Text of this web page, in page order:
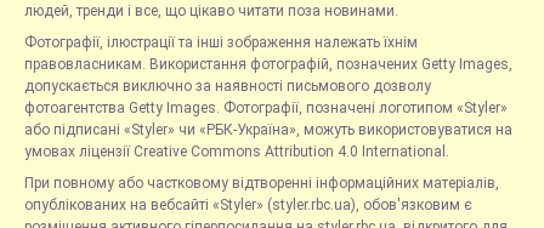
людей, тренди і все, що цікаво читати поза новинами.
Фотографії, ілюстрації та інші зображення належать їхнім
правовласникам. Використання фотографій, позначених Getty Images,
допускається виключно за наявності письмового дозволу
фотоагентства Getty Images. Фотографії, позначені логотипом «Styler»
або підписані «Styler» чи «РБК-Україна», можуть використовуватися на
умовах ліцензії Creative Commons Attribution 4.0 International.
При повному або частковому відтворенні інформаційних матеріалів,
опублікованих на вебсайті «Styler» (styler.rbc.ua), обов'язковим є